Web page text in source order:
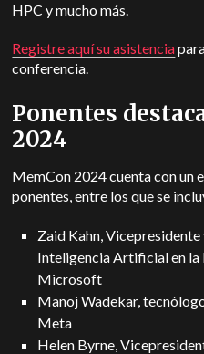
HPC y mucho más.
Registre aquí su asistencia
conferencia.
Ponentes
2024
MemCon 2024 cuenta con un
ponentes, entre los que se
Zaid Kahn,
Inteligencia Artificial en la
Microsoft
Manoj Wadekar,
Meta
Helen Byrne,